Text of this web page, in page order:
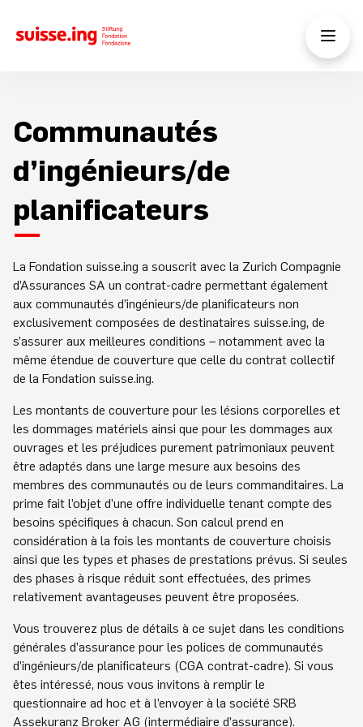
Communautés
d’ingénieurs/de
planificateurs
La Fondation suisse.ing a souscrit avec la Zurich Compagnie
d’Assurances SA un contrat-cadre permettant également
aux communautés d’ingénieurs/de planificateurs non
exclusivement composées de destinataires suisse.ing, de
s’assurer aux meilleures conditions – notamment avec la
même étendue de couverture que celle du contrat collectif
de la Fondation suisse.ing.
Les montants de couverture pour les lésions corporelles et
les dommages matériels ainsi que pour les dommages aux
ouvrages et les préjudices purement patrimoniaux peuvent
être adaptés dans une large mesure aux besoins des
membres des communautés ou de leurs commanditaires. La
prime fait l’objet d’une offre individuelle tenant compte des
besoins spécifiques à chacun. Son calcul prend en
considération à la fois les montants de couverture choisis
ainsi que les types et phases de prestations prévus. Si seules
des phases à risque réduit sont effectuées, des primes
relativement avantageuses peuvent être proposées.
Vous trouverez plus de détails à ce sujet dans les conditions
générales d’assurance pour les polices de communautés
d’ingénieurs/de planificateurs (CGA contrat-cadre). Si vous
êtes intéressé, nous vous invitons à remplir le
questionnaire ad hoc et à l’envoyer à la société SRB
Assekuranz Broker AG (intermédiaire d’assurance).